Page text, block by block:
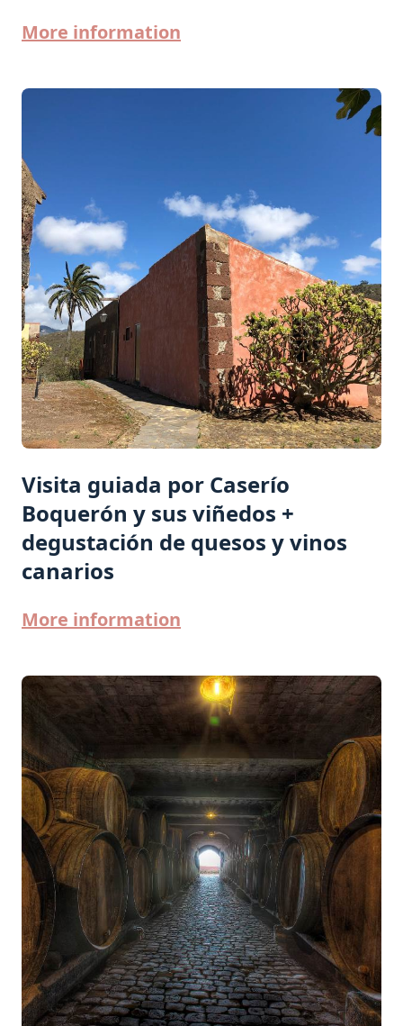
More information
Visita guiada por Caserío
Boquerón y sus viñedos +
degustación de quesos y vinos
canarios
More information